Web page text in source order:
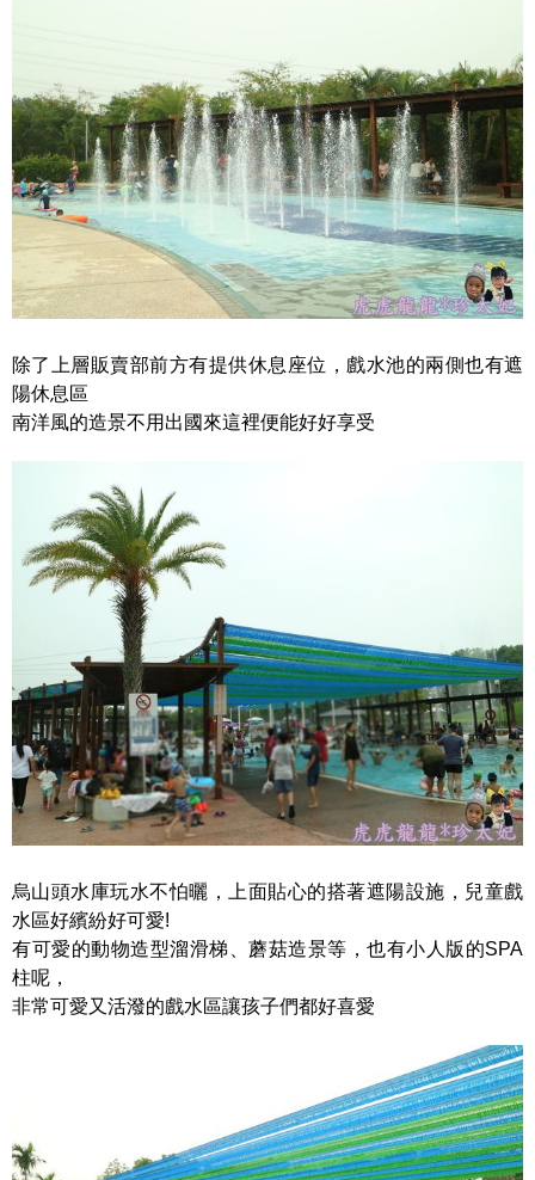
除了上層販賣部前方有提供休息座位，戲水池的兩側也有遮
陽休息區
南洋風的造景不用出國來這裡便能好好享受
烏山頭水庫玩水不怕曬，上面貼心的搭著遮陽設施，兒童戲
水區好繽紛好可愛!
有可愛的動物造型溜滑梯、蘑菇造景等，也有小人版的SPA
柱呢，
非常可愛又活潑的戲水區讓孩子們都好喜愛